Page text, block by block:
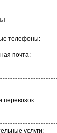
телефоны:
почта:
перевозок:
услуги: